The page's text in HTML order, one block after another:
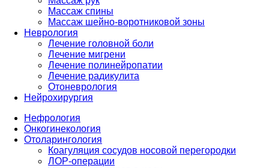
Массаж спины
Массаж шейно-воротниковой зоны
Неврология
Лечение головной боли
Лечение мигрени
Лечение полинейропатии
Лечение радикулита
Отоневрология
Нейрохирургия
Нефрология
Онкогинекология
Отоларингология
Коагуляция сосудов носовой перегородки
ЛОР-операции